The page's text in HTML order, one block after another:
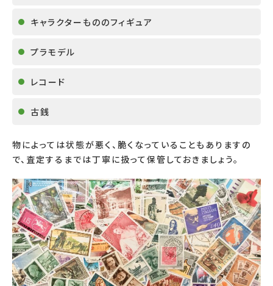
キャラクターもののフィギュア
プラモデル
レコード
古銭
物によっては状態が悪く、脆くなっていることもありますの
で、査定するまでは丁寧に扱って保管しておきましょう。